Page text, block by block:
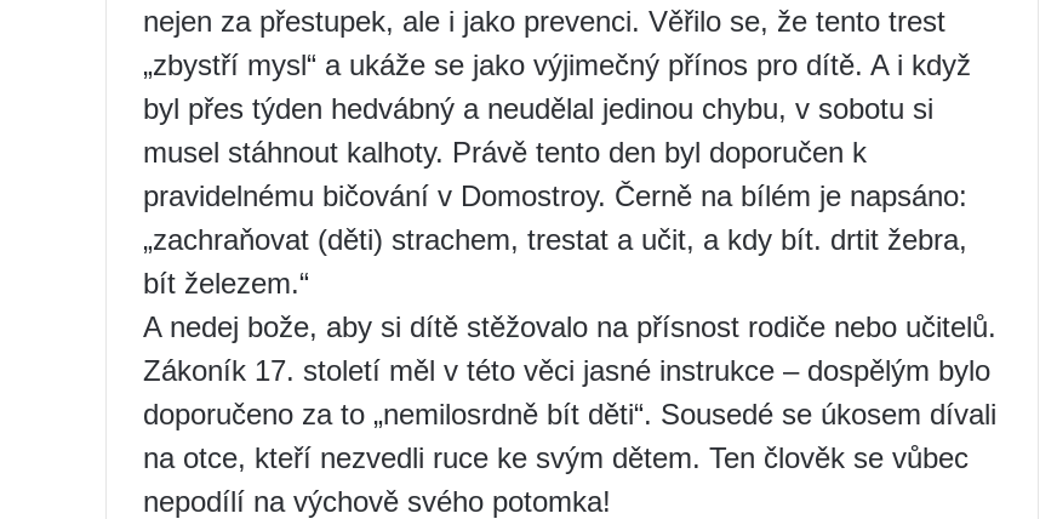
nejen za přestupek, ale i jako prevenci. Věřilo se, že tento trest
„zbystří mysl“ a ukáže se jako výjimečný přínos pro dítě. A i když
byl přes týden hedvábný a neudělal jedinou chybu, v sobotu si
musel stáhnout kalhoty. Právě tento den byl doporučen k
pravidelnému bičování v Domostroy. Černě na bílém je napsáno:
„zachraňovat (děti) strachem, trestat a učit, a kdy bít. drtit žebra,
bít železem.“
A nedej bože, aby si dítě stěžovalo na přísnost rodiče nebo učitelů.
Zákoník 17. století měl v této věci jasné instrukce – dospělým bylo
doporučeno za to „nemilosrdně bít děti“. Sousedé se úkosem dívali
na otce, kteří nezvedli ruce ke svým dětem. Ten člověk se vůbec
nepodílí na výchově svého potomka!